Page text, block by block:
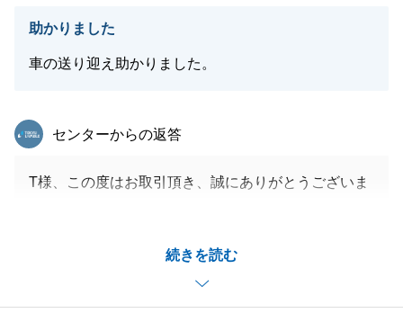
助かりました
車の送り迎え助かりました。
続きを読む
東急リバブル
センターからの返答
T様、この度はお取引頂き、誠にありがとうございま